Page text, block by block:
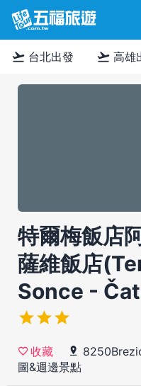
flight_takeoff 台北出發 flight_takeoff 高雄
特爾梅飯店
薩維飯店
Sonce -
收藏
圖&週邊景點